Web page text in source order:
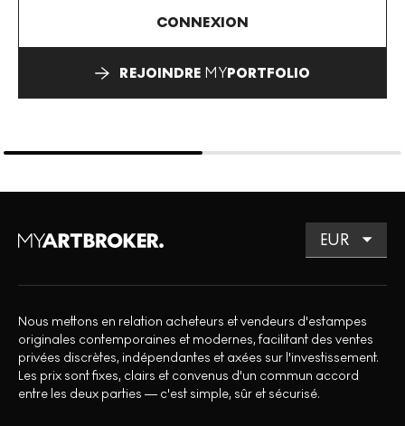
CONNEXION
REJOINDRE MYPORTFOLIO
Nous mettons en relation acheteurs et vendeurs d'estampes
originales contemporaines et modernes, facilitant des ventes
privées discrètes, indépendantes et axées sur l'investissement.
Les prix sont fixes, clairs et convenus d'un commun accord
entre les deux parties — c'est simple, sûr et sécurisé.